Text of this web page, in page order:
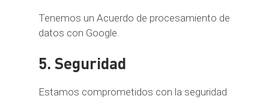
Tenemos un Acuerdo de procesamiento de
datos con Google.
5. Seguridad
Estamos comprometidos con la seguridad